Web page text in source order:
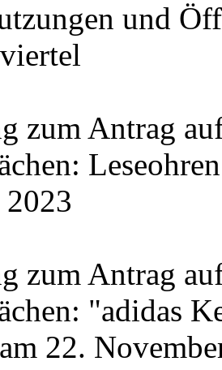
und
zum Antrag
zum Antrag
"adidas
22.